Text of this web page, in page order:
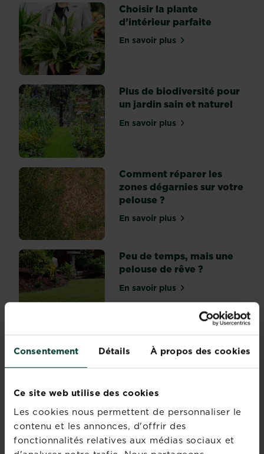
Consentement Détails À propos des cookies
Ce site web utilise des cookies
Les cookies nous permettent de personnaliser le
contenu et les annonces, d'offrir des
fonctionnalités relatives aux médias sociaux et
floraison
printanière
(crocus,
iris,
narcisse,
perce-
neige,
tulipe,
anémone,
jacinthe
…)
se
plantent
à
l’automne
assez
tôt
pour
que
leurs
racines
le
temps
de...
Choisir la plante
d’intérieur parfaite
En savoir plussur Choisir la plante
Plus de biodiversité pour
un jardin sain et naturel
En savoir plussur Plus de biodiversité
Comment réparer les
zones dégarnies sur votre
pelouse ?
En savoir plussur Comment réparer les
Peu de temps, mais une
pelouse de rêve ?
En savoir plussur Peu de temps, mais
Terreau pour fleurs -
Substral
En savoir plus
10 conseils pour
aménager un jardin
japonais: créez un espace